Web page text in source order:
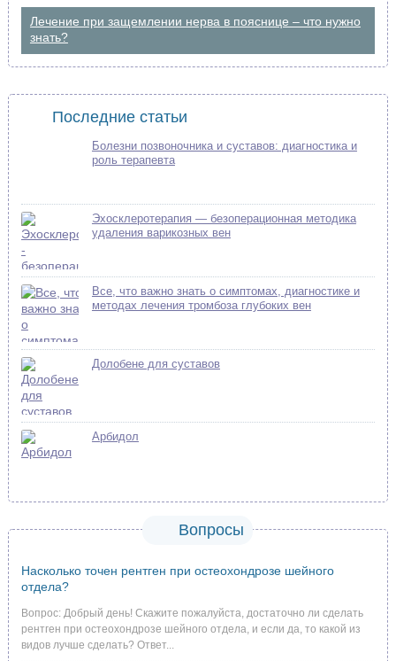
Лечение при защемлении нерва в пояснице – что нужно
знать?
Последние статьи
Болезни позвоночника и суставов: диагностика и
роль терапевта
Эхосклеротерапия — безоперационная методика
удаления варикозных вен
Все, что важно знать о симптомах, диагностике и
методах лечения тромбоза глубоких вен
Долобене для суставов
Арбидол
Вопросы
Насколько точен рентген при остеохондрозе шейного
отдела?
Вопрос: Добрый день! Скажите пожалуйста, достаточно ли сделать
рентген при остеохондрозе шейного отдела, и если да, то какой из
видов лучше сделать? Ответ...